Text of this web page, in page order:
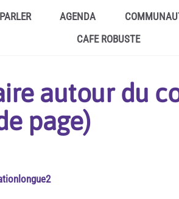
AGENDA
CAFE ROBUSTE
autour du
page)